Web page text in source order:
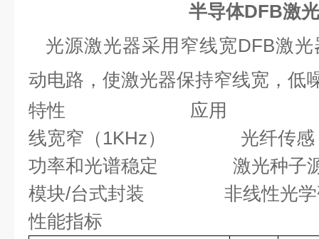
半导体DFB激
光源激光器采用窄线宽DFB激光
动电路，使激光器保持窄线宽，低
特性
应用
线宽窄（ 1KHz）
光纤传感
功率和光谱稳定
激光种子
模块/台式封装
非线性光
性能指标